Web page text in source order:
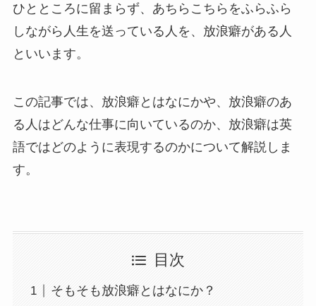
ひとところに留まらず、あちらこちらをふらふら
しながら人生を送っている人を、放浪癖がある人
といいます。
この記事では、放浪癖とはなにかや、放浪癖のあ
る人はどんな仕事に向いているのか、放浪癖は英
語ではどのように表現するのかについて解説しま
す。
目次
そもそも放浪癖とはなにか？